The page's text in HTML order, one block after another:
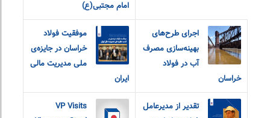
امام مجتبی(ع)
اجرای طرح‌های
بهینه‌سازی مصرف
آب در فولاد
خراسان
موفقیت فولاد
خراسان در جایزه‌ی
ملی مدیریت مالی
ایران
تقدیر از مدیرعامل
VP Visits